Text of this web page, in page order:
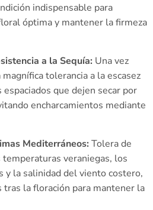
indispensable para
óptima y mantener la firmeza
a la Sequía: Una vez
tolerancia a la escasez
que dejen secar por
encharcamientos mediante
Mediterráneos: Tolera de
veraniegas, los
y la salinidad del viento costero,
la floración para mantener la